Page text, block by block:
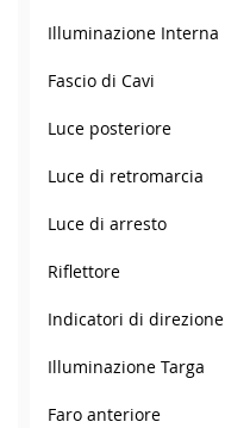
Illuminazione Interna
Fascio di Cavi
Luce posteriore
Luce di retromarcia
Luce di arresto
Riflettore
Indicatori di direzione
Illuminazione Targa
Faro anteriore